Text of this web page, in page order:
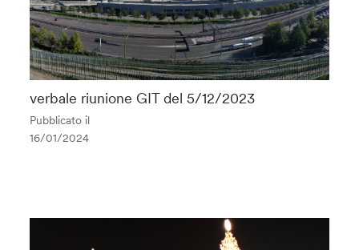
verbale riunione GIT del 5/12/2023
Pubblicato il
16/01/2024